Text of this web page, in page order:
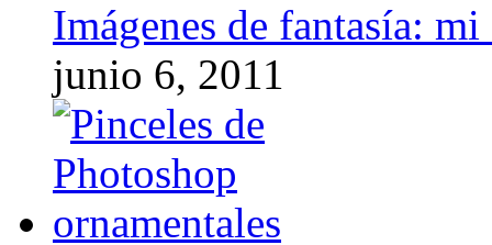
Imágenes de fantasía:
junio 6, 2011